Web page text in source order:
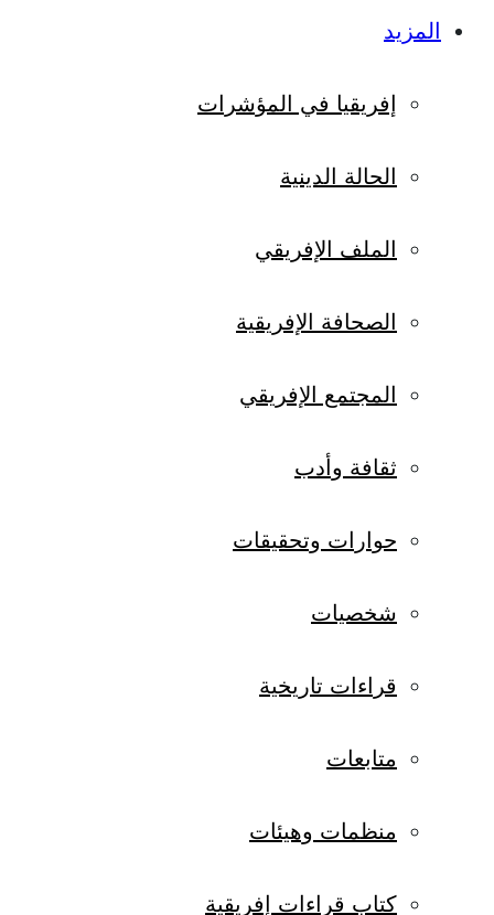
المزيد
إفريقيا في المؤشرات
الحالة الدينية
الملف الإفريقي
الصحافة الإفريقية
المجتمع الإفريقي
ثقافة وأدب
حوارات وتحقيقات
شخصيات
قراءات تاريخية
متابعات
منظمات وهيئات
كتاب قراءات إفريقية